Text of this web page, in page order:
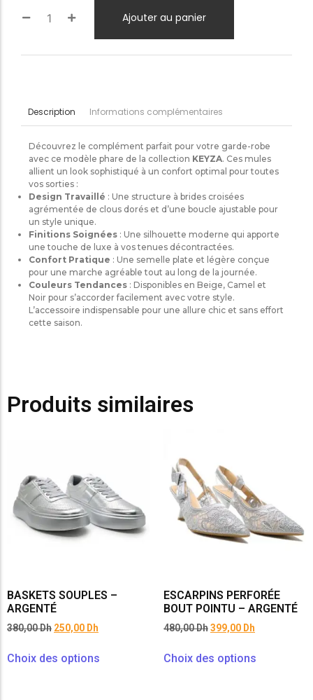
Ajouter au panier
Description Informations complémentaires
Découvrez le complément parfait pour votre garde-robe
avec ce modèle phare de la collection KEYZA. Ces mules
allient un look sophistiqué à un confort optimal pour toutes
vos sorties :
Design Travaillé : Une structure à brides croisées
agrémentée de clous dorés et d’une boucle ajustable pour
un style unique.
Finitions Soignées : Une silhouette moderne qui apporte
une touche de luxe à vos tenues décontractées.
Confort Pratique : Une semelle plate et légère conçue
pour une marche agréable tout au long de la journée.
Couleurs Tendances : Disponibles en Beige, Camel et
Noir pour s’accorder facilement avec votre style.
L’accessoire indispensable pour une allure chic et sans effort
cette saison.
Produits similaires
BASKETS SOUPLES –
ARGENTÉ
380,00Dh 250,00 Dh
Choix des options
ESCARPINS PERFORÉE
BOUT POINTU – ARGENTÉ
480,00Dh399,00 Dh
Choix des options